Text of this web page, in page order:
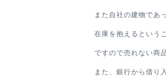
また自社の建物であ
在庫を抱えるという
ですので売れない商
また、銀行から借り